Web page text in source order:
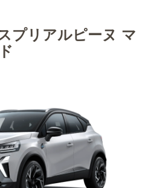
プリアルピーヌ マ